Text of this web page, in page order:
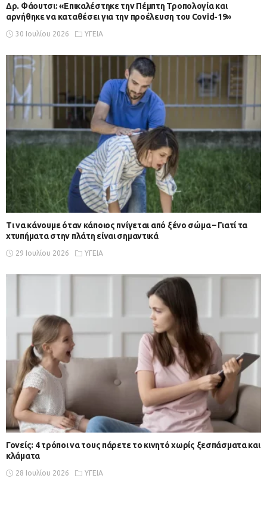
Δρ. Φάουτσι: «Επικαλέστηκε την Πέμπτη Τροπολογία και
αρνήθηκε να καταθέσει για την προέλευση του Covid-19»
30 Ιουλίου 2026 ΥΓΕΙΑ
Τι να κάνουμε όταν κάποιος πνίγεται από ξένο σώμα – Γιατί τα
χτυπήματα στην πλάτη είναι σημαντικά
29 Ιουλίου 2026 ΥΓΕΙΑ
Γονείς: 4 τρόποι να τους πάρετε το κινητό χωρίς ξεσπάσματα και
κλάματα
28 Ιουλίου 2026 ΥΓΕΙΑ